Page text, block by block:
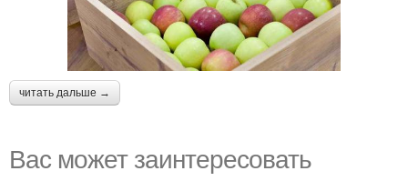
читать дальше →
Вас может заинтересовать